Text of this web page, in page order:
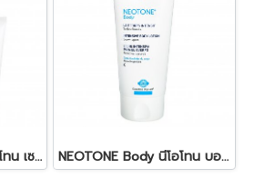
NEOTONE Serum นีโอโทน เซรั่ม 30 ML NEOTONE Body นีโอโทน บอดี้ 100 ML